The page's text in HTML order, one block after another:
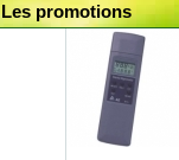
Les promotions